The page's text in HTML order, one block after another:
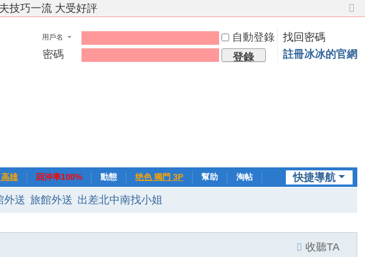
技巧一流 大受好評
切
窄
版
用戶名 自動登錄
找回密碼
密碼
登錄 註冊冰冰的官網
快捷導航
雄 回沖率100% 動態 绝色 獨門 3P 幫助
淘帖
外送 旅館外送 出差北中南找小姐
收聽TA